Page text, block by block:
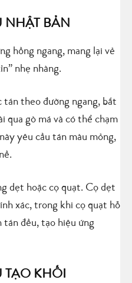
NHẬT BẢN
hồng ngang, mang lại vẻ
nhẹ nhàng.
tán theo đường ngang, bắt
qua gò má và có thể chạm
yêu cầu tán màu mỏng,
dẹt hoặc cọ quạt. Cọ dẹt
xác, trong khi cọ quạt hỗ
đều, tạo hiệu ứng
TẠO KHỐI